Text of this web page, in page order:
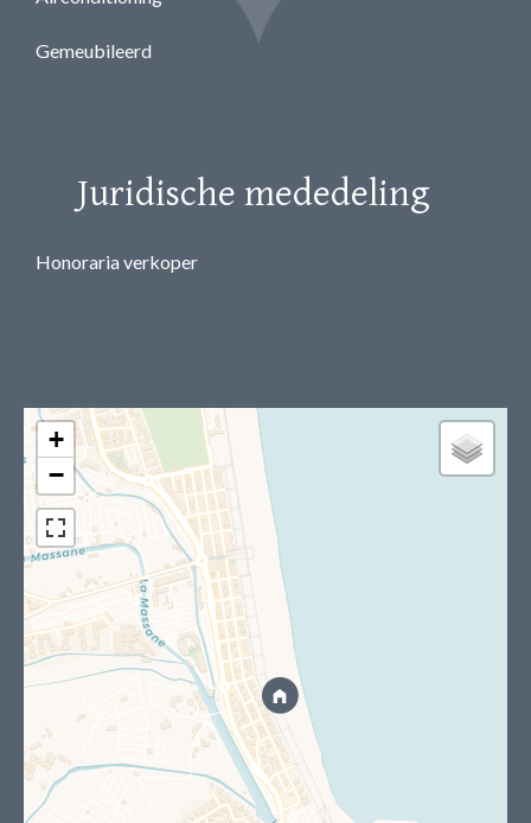
Gemeubileerd
Juridische mededeling
Honoraria verkoper
+
−